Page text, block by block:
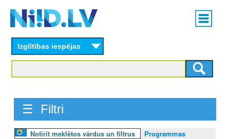
content
Main
menu
Izglītības iespējas
☰ Filtri
Notīrīt meklētos vārdus un filtrus
Programmas